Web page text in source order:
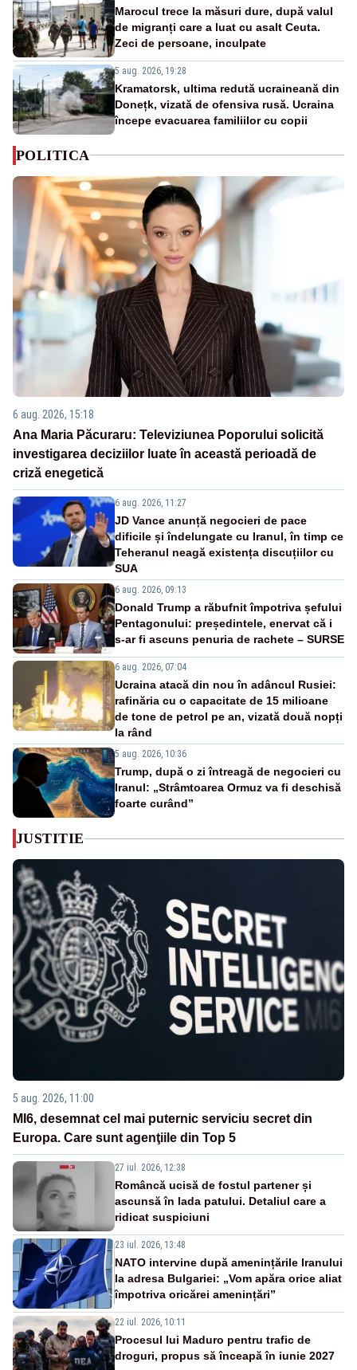
Marocul trece la măsuri dure, după valul
de migranți care a luat cu asalt Ceuta.
Zeci de persoane, inculpate
5 aug. 2026, 19:28
Kramatorsk, ultima redută ucraineană din
Donețk, vizată de ofensiva rusă. Ucraina
începe evacuarea familiilor cu copii
POLITICA
6 aug. 2026, 15:18
Ana Maria Păcuraru: Televiziunea Poporului solicită
investigarea deciziilor luate în această perioadă de
criză enegetică
6 aug. 2026, 11:27
JD Vance anunță negocieri de pace
dificile și îndelungate cu Iranul, în timp ce
Teheranul neagă existența discuțiilor cu
SUA
6 aug. 2026, 09:13
Donald Trump a răbufnit împotriva șefului
Pentagonului: președintele, enervat că i
s-ar fi ascuns penuria de rachete – SURSE
6 aug. 2026, 07:04
Ucraina atacă din nou în adâncul Rusiei:
rafinăria cu o capacitate de 15 milioane
de tone de petrol pe an, vizată două nopți
la rând
5 aug. 2026, 10:36
Trump, după o zi întreagă de negocieri cu
Iranul: „Strâmtoarea Ormuz va fi deschisă
foarte curând”
JUSTITIE
5 aug. 2026, 11:00
MI6, desemnat cel mai puternic serviciu secret din
Europa. Care sunt agenţiile din Top 5
27 iul. 2026, 12:38
Româncă ucisă de fostul partener și
ascunsă în lada patului. Detaliul care a
ridicat suspiciuni
23 iul. 2026, 13:48
NATO intervine după amenințările Iranului
la adresa Bulgariei: „Vom apăra orice aliat
împotriva oricărei amenințări”
22 iul. 2026, 10:11
Procesul lui Maduro pentru trafic de
droguri, propus să înceapă în iunie 2027